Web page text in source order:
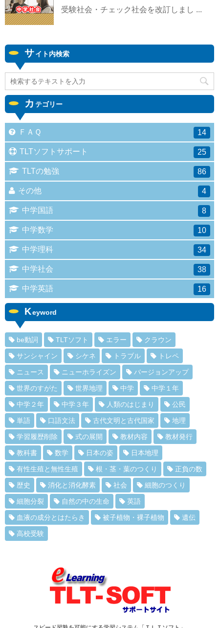
受験社会・チェック社会を改訂しまし ...
サイト内検索
カ テゴリー
ＦＡＱ 14
TLTソフトサポート 25
TLTの勉強 86
その他 4
中学国語 8
中学数学 10
中学理科 34
中学社会 38
中学英語 16
Keyword
be動詞 TLTソフト エラー クラウン
サンシャイン シケネ トラブル トレペ
ニュース ニューホライズン バージョンアップ
世界のすがた 世界地理 中学 中学１年
中学２年 中学３年 人類のはじまり 公民
単語 口語文法 古代文明と古代国家 地理
学習履歴削除 式の展開 教材内容 教材発行
教科書 数学 日本の姿 日本地理
有性生殖と無性生殖 根・茎・葉のつくり 正負の数
歴史 消化と消化酵素 社会 細胞のつくり
細胞分裂 自然の中の生命 英語
血液の成分とはたらき 被子植物・裸子植物 遺伝
高校受験